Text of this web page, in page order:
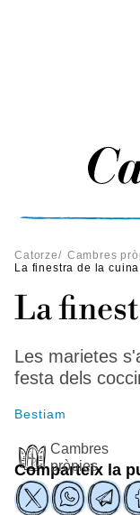
Catorze/ Cambres
La finestra de la cuina
La
Les marietes
festa dels
Bestiam
Cambres
pròpies
Comparteix la